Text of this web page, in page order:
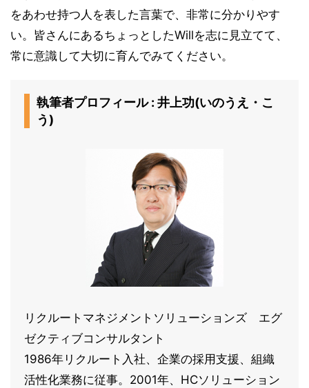
をあわせ持つ人を表した言葉で、非常に分かりやす
い。皆さんにあるちょっとしたWillを志に見立てて、
常に意識して大切に育んでみてください。
執筆者プロフィール : 井上功(いのうえ・こ
う)
リクルートマネジメントソリューションズ エグ
ゼクティブコンサルタント
1986年リクルート入社、企業の採用支援、組織
活性化業務に従事。2001年、HCソリューション